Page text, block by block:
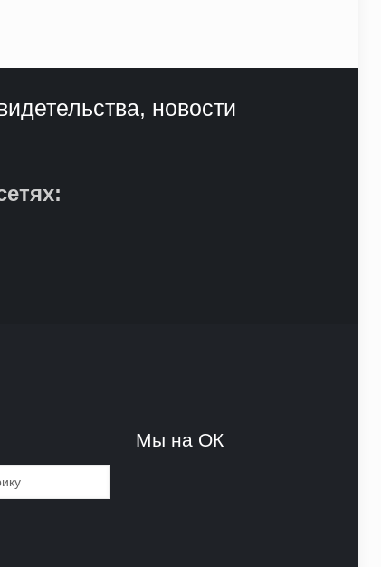
новости
Мы на ОК